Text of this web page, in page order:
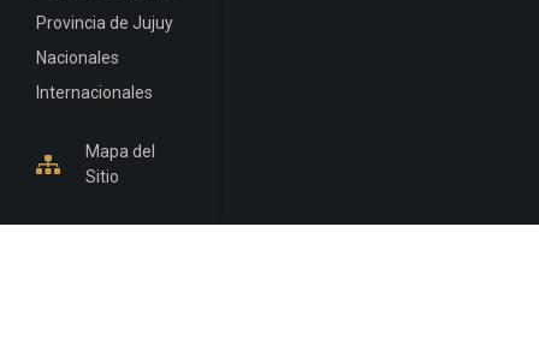
Provincia de Jujuy
Nacionales
Internacionales
Mapa del
Sitio